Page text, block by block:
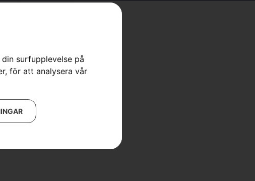
surfupplevelse på
för att analysera vår